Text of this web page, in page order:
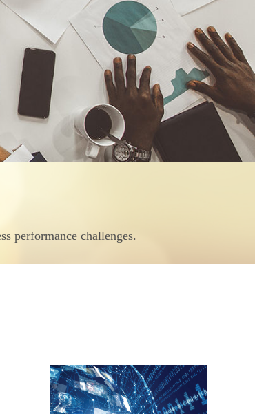
performance challenges.